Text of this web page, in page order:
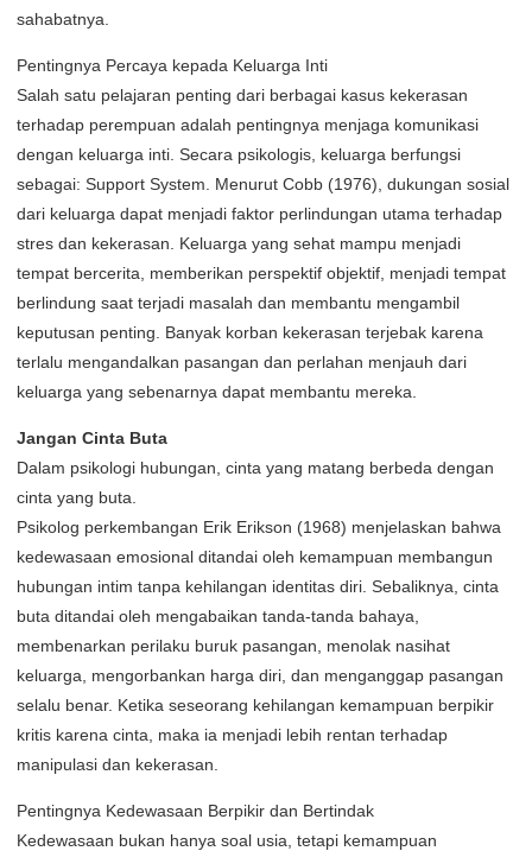
sahabatnya.
Pentingnya Percaya kepada Keluarga Inti
Salah satu pelajaran penting dari berbagai kasus kekerasan
terhadap perempuan adalah pentingnya menjaga komunikasi
dengan keluarga inti. Secara psikologis, keluarga berfungsi
sebagai: Support System. Menurut Cobb (1976), dukungan sosial
dari keluarga dapat menjadi faktor perlindungan utama terhadap
stres dan kekerasan. Keluarga yang sehat mampu menjadi
tempat bercerita, memberikan perspektif objektif, menjadi tempat
berlindung saat terjadi masalah dan membantu mengambil
keputusan penting. Banyak korban kekerasan terjebak karena
terlalu mengandalkan pasangan dan perlahan menjauh dari
keluarga yang sebenarnya dapat membantu mereka.
Jangan Cinta Buta
Dalam psikologi hubungan, cinta yang matang berbeda dengan
cinta yang buta.
Psikolog perkembangan Erik Erikson (1968) menjelaskan bahwa
kedewasaan emosional ditandai oleh kemampuan membangun
hubungan intim tanpa kehilangan identitas diri. Sebaliknya, cinta
buta ditandai oleh mengabaikan tanda-tanda bahaya,
membenarkan perilaku buruk pasangan, menolak nasihat
keluarga, mengorbankan harga diri, dan menganggap pasangan
selalu benar. Ketika seseorang kehilangan kemampuan berpikir
kritis karena cinta, maka ia menjadi lebih rentan terhadap
manipulasi dan kekerasan.
Pentingnya Kedewasaan Berpikir dan Bertindak
Kedewasaan bukan hanya soal usia, tetapi kemampuan